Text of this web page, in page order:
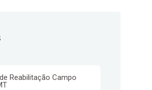
Reabilitação Campo